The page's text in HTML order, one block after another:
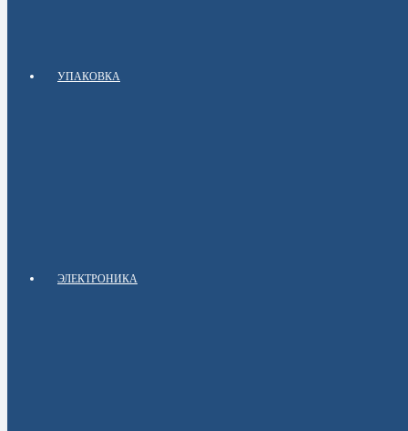
УПАКОВКА
ЭЛЕКТРОНИКА